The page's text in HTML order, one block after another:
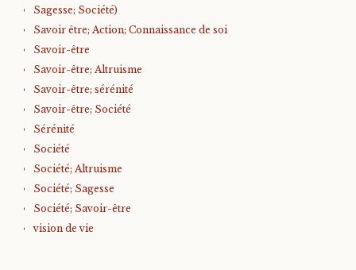
Sagesse; Société)
Savoir être; Action; Connaissance de soi
Savoir-être
Savoir-être; Altruisme
Savoir-être; sérénité
Savoir-être; Société
Sérénité
Société
Société; Altruisme
Société; Sagesse
Société; Savoir-être
vision de vie